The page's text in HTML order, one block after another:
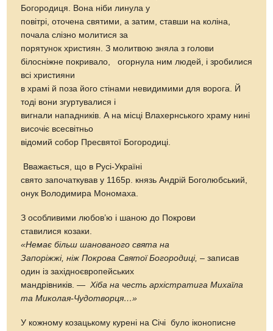
Богородиця. Вона ніби линула у
повітрі, оточена святими, а затим, ставши на коліна,
почала слізно молитися за
порятунок християн. З молитвою зняла з голови
білосніжне покривало, огорнула ним людей, і зробилися
всі християни
в храмі й поза його стінами невидимими для ворога. Й
тоді вони згуртувалися і
вигнали нападників. А на місці Влахернського храму нині
височіє всесвітньо
відомий собор Пресвятої Богородиці.
Вважається, що в Русі-Україні
свято започаткував у 1165р. князь Андрій Боголюбський,
онук Володимира Мономаха.
З особливими любов’ю і шаною до Покрови
ставилися козаки.
«Немає більш шанованого свята на
Запоріжжі, ніж Покрова Святої Богородиці, – записав
один із західноєвропейських
мандрівників. — Хіба на честь архістратига Михаїла
та Миколая-Чудотворця…»
У кожному козацькому курені на Січі було іконописне